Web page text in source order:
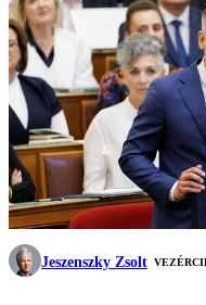
Jeszenszky Zsolt